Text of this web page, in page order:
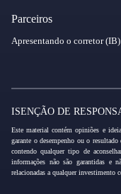
Parceiros
Apresentando o corretor (IB)
ISENÇÃO DE
Este material contém opiniões e
garante o desempenho ou o
contendo qualquer tipo de
informações não são garantidas e
relacionadas a qualquer investimento